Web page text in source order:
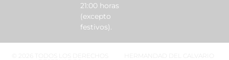
21:00 horas
(excepto
festivos).
HERMANDAD DEL CALVARIO